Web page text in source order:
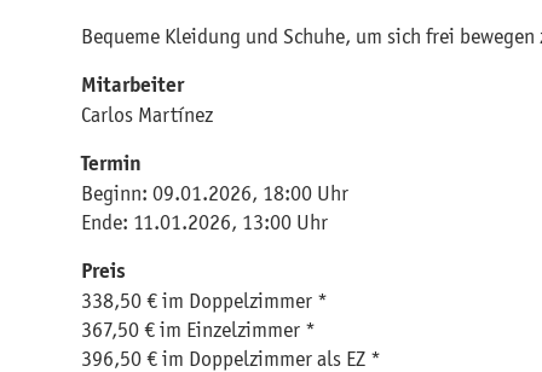
Bequeme Kleidung und Schuhe, um sich frei bewegen
Mitarbeiter
Carlos Martínez
Termin
Beginn: 09.01.2026, 18:00 Uhr
Ende: 11.01.2026, 13:00 Uhr
Preis
338,50 € im Doppelzimmer *
367,50 € im Einzelzimmer *
396,50 € im Doppelzimmer als EZ *